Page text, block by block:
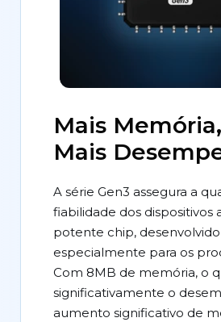
Mais Memória,
Mais
A série Gen3 assegura a
fiabilidade dos dispositivos
potente chip, desenvolvido
especialmente para os
Com 8MB de memória, o
significativamente o
aumento significativo de